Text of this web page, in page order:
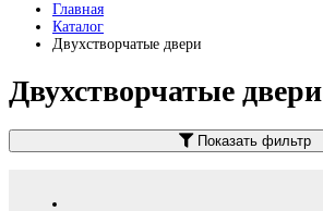
Главная
Каталог
Двухстворчатые двери
Двухстворчатые двери
Показать фильтр